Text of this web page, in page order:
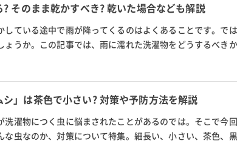
そのまま乾かすべき? 乾いた場合なども解説
している途中で雨が降ってくるのはよくあることです。で
ょうか。この記事では、雨に濡れた洗濯物をどうするべき
かなどを解説。ま...
」は茶色で小さい? 対策や予防方法を解説
洗濯物につく虫に悩まされたことがあるのでは。そこで今
な虫なのか、対策について特集。細長い、小さい、茶色、
の洗濯物につく虫...